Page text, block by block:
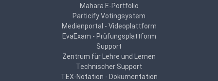
Mahara E-Portfolio
Particify Votingsystem
Medienportal - Videoplattform
EvaExam - Prüfungsplattform
Support
Zentrum für Lehre und Lernen
Technischer Support
TEX-Notation - Dokumentation